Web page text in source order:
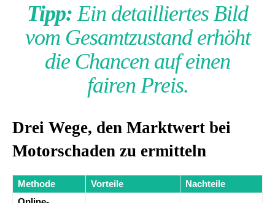
Tipp: Ein detailliertes Bild
vom Gesamtzustand erhöht
die Chancen auf einen
fairen Preis.
Drei Wege, den Marktwert bei
Motorschaden zu ermitteln
Methode Vorteile
Nachteile